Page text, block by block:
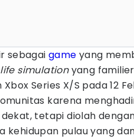
sebagaigame yang
simulationyang
Series X/S pada 12
karena
tetapi diolah
kehidupan pulau yang